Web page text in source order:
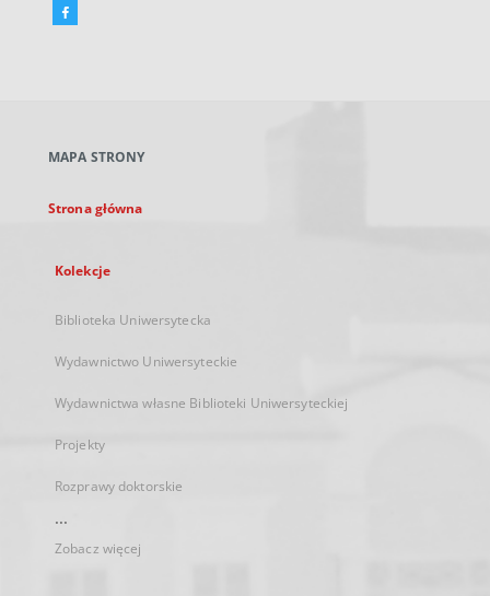
Facebook
karcie
MAPA STRONY
Strona główna
Kolekcje
Biblioteka Uniwersytecka
Wydawnictwo Uniwersyteckie
Wydawnictwa własne Biblioteki Uniwersyteckiej
Projekty
Rozprawy doktorskie
...
Zobacz więcej